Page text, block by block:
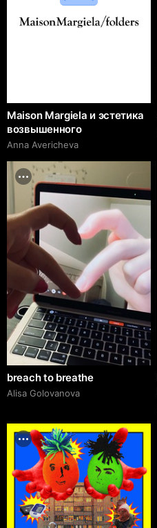
Maison Margiela и эстетика
возвышенного
Anna Avericheva
breach to breathe
Alisa Golovanova